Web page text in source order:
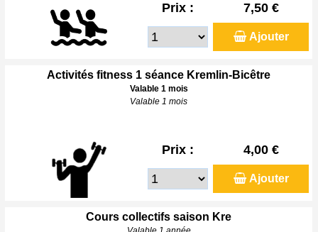
Prix : 7,50 €
Ajouter
Activités fitness 1 séance Kremlin-Bicêtre
Valable 1 mois
Valable 1 mois
Prix : 4,00 €
Ajouter
Cours collectifs saison Kre